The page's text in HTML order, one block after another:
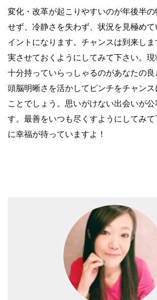
変化・改革が起こりやすいのが年後半
せず、冷静さを失わず、状況を見極め
イントになります。チャンスは到来し
実させておくようにしてみて下さい。
十分持っていらっしゃるのがあなたの
頭脳明晰さを活かしてピンチをチャン
ことでしょう。思いがけない出会いが
す。最善をいつも尽くすようにしてみ
に幸福が待っていますよ！